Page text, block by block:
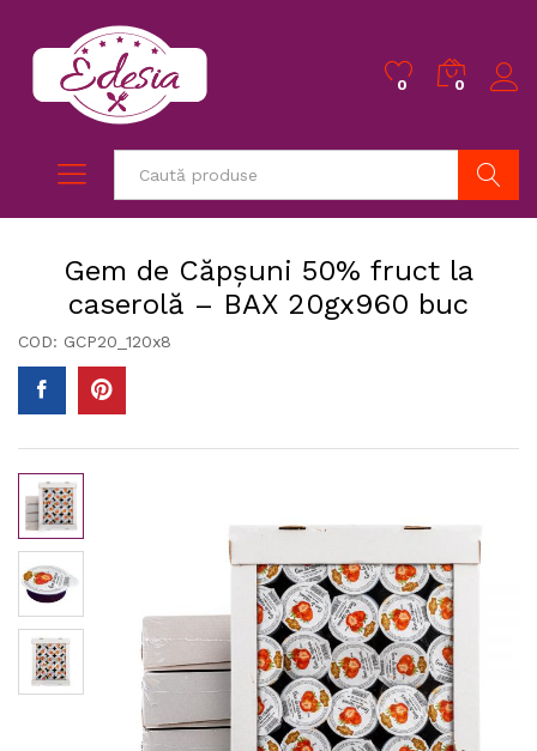
0 0
Gem de Căpșuni 50% fruct la
caserolă – BAX 20gx960 buc
COD: GCP20_120x8